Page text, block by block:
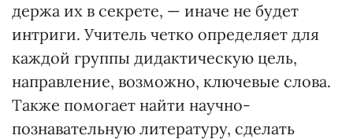
держа их в секрете, — иначе не будет
интриги. Учитель четко определяет для
каждой группы дидактическую цель,
направление, возможно, ключевые слова.
Также помогает найти научно-
познавательную литературу, сделать